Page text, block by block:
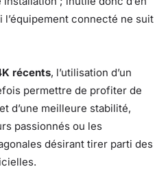
l’équipement connecté ne suit
récents, l’utilisation d’un
permettre de profiter de
et d’une meilleure stabilité,
passionnés ou les
désirant tirer parti des